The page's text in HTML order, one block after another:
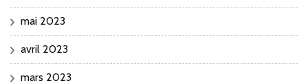
mai 2023
avril 2023
mars 2023